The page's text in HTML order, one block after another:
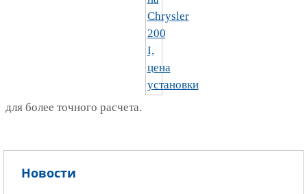
для более точного расчета.
Новости